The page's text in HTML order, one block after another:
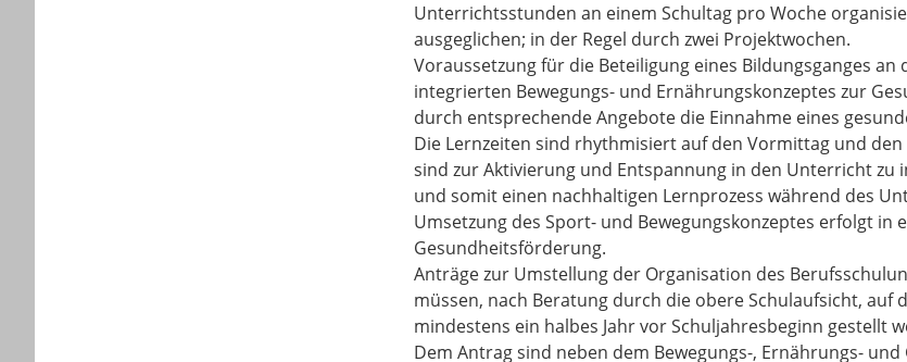
Unterrichtsstunden an einem Schultag pro Woche
ausgeglichen; in der Regel durch zwei Projektwochen.
Voraussetzung für die Beteiligung eines Bildungsganges
integrierten Bewegungs- und Ernährungskonzeptes zur
durch entsprechende Angebote die Einnahme eines
Die Lernzeiten sind rhythmisiert auf den Vormittag und
sind zur Aktivierung und Entspannung in den Unterricht
und somit einen nachhaltigen Lernprozess während des
Umsetzung des Sport- und Bewegungskonzeptes erfolgt
Gesundheitsförderung.
Anträge zur Umstellung der Organisation des
müssen, nach Beratung durch die obere Schulaufsicht,
mindestens ein halbes Jahr vor Schuljahresbeginn gestellt
Dem Antrag sind neben dem Bewegungs-, Ernährungs-